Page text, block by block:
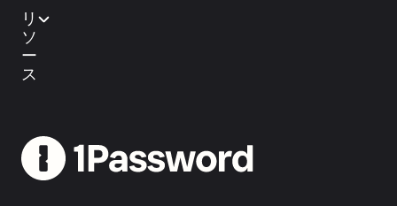
リ
ソ
ー
ス